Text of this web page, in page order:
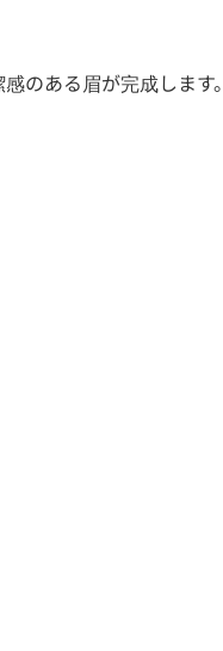
のある眉が完成します。